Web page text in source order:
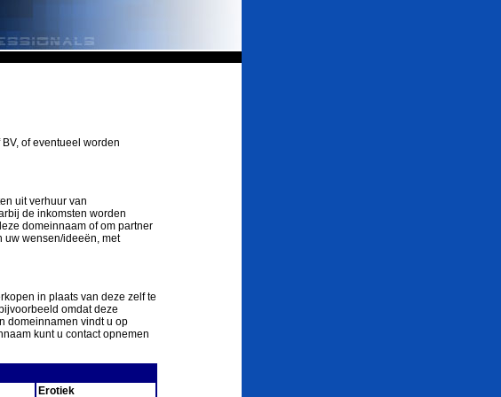
of eventueel worden
uit verhuur van
de inkomsten worden
domeinnaam of om partner
uw wensen/ideeën, met
in plaats van deze zelf te
omdat deze
domeinnamen vindt u op
kunt u contact opnemen
Erotiek